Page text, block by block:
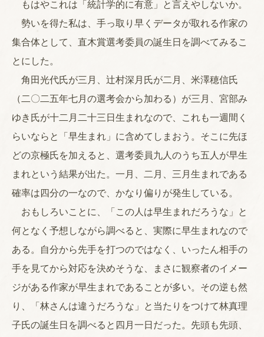
もはやこれは「統計学的に有意」と言えやしないか。
勢いを得た私は、手っ取り早くデータが取れる作家の
集合体として、直木賞選考委員の誕生日を調べてみるこ
とにした。
角田光代氏が三月、辻村深月氏が二月、米澤穂信氏
（二〇二五年七月の選考会から加わる）が三月、宮部み
ゆき氏が十二月二十三日生まれなので、これも一週間く
らいならと「早生まれ」に含めてしまおう。そこに先ほ
どの京極氏を加えると、選考委員九人のうち五人が早生
まれという結果が出た。一月、二月、三月生まれである
確率は四分の一なので、かなり偏りが発生している。
おもしろいことに、「この人は早生まれだろうな」と
何となく予想しながら調べると、実際に早生まれなので
ある。自分から先手を打つのではなく、いったん相手の
手を見てから対応を決めそうな、まさに観察者のイメー
ジがある作家が早生まれであることが多い。その逆も然
り、「林さんは違うだろうな」と当たりをつけて林真理
子氏の誕生日を調べると四月一日だった。先頭も先頭、